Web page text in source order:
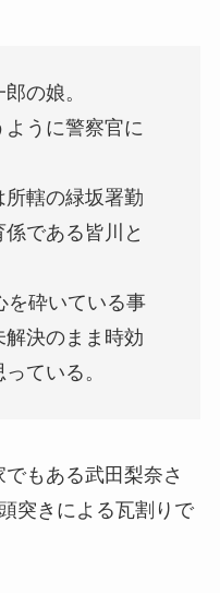
の娘。
うに警察官に
轄の緑坂署勤
である皆川と
を砕いている事
決のまま時効
ている。
もある武田梨奈さ
突きによる瓦割りで